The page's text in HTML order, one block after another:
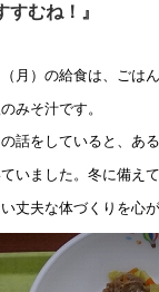
育ボランティア
ンサルテーション
17:00
校見学会について
17:00
開研究会のお知
17:51
開研究会のお知ら
すむね！』
月）の給食は、ごは
みそ汁です。
話をしていると、あ
いました。冬に備え
丈夫な体づくりを心